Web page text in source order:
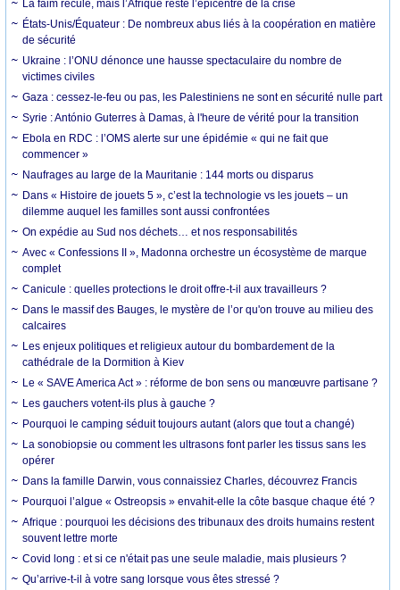
La faim recule, mais l’Afrique reste l’épicentre de la crise
États-Unis/Équateur : De nombreux abus liés à la coopération en matière
de sécurité
Ukraine : l’ONU dénonce une hausse spectaculaire du nombre de
victimes civiles
Gaza : cessez-le-feu ou pas, les Palestiniens ne sont en sécurité nulle part
Syrie : António Guterres à Damas, à l'heure de vérité pour la transition
Ebola en RDC : l’OMS alerte sur une épidémie « qui ne fait que
commencer »
Naufrages au large de la Mauritanie : 144 morts ou disparus
Dans « Histoire de jouets 5 », c’est la technologie vs les jouets – un
dilemme auquel les familles sont aussi confrontées
On expédie au Sud nos déchets… et nos responsabilités
Avec « Confessions II », Madonna orchestre un écosystème de marque
complet
Canicule : quelles protections le droit offre-t-il aux travailleurs ?
Dans le massif des Bauges, le mystère de l’or qu'on trouve au milieu des
calcaires
Les enjeux politiques et religieux autour du bombardement de la
cathédrale de la Dormition à Kiev
Le « SAVE America Act » : réforme de bon sens ou manœuvre partisane ?
Les gauchers votent-ils plus à gauche ?
Pourquoi le camping séduit toujours autant (alors que tout a changé)
La sonobiopsie ou comment les ultrasons font parler les tissus sans les
opérer
Dans la famille Darwin, vous connaissiez Charles, découvrez Francis
Pourquoi l’algue « Ostreopsis » envahit-elle la côte basque chaque été ?
Afrique : pourquoi les décisions des tribunaux des droits humains restent
souvent lettre morte
Covid long : et si ce n'était pas une seule maladie, mais plusieurs ?
Qu’arrive-t-il à votre sang lorsque vous êtes stressé ?